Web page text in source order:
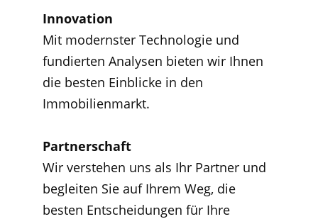
Innovation
Mit modernster Technologie und
fundierten Analysen bieten wir Ihnen
die besten Einblicke in den
Immobilienmarkt.
Partnerschaft
Wir verstehen uns als Ihr Partner und
begleiten Sie auf Ihrem Weg, die
besten Entscheidungen für Ihre